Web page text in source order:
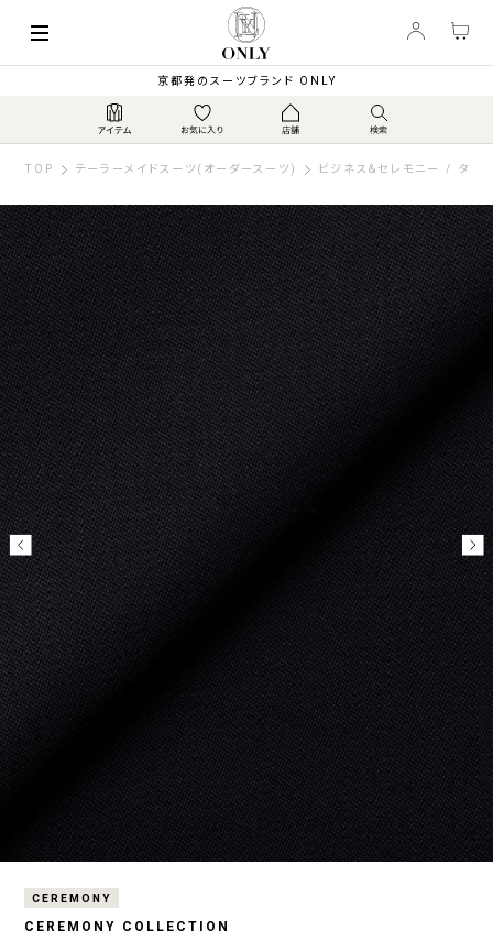
京都発のスーツブランド ONLY
TOP テーラーメイドスーツ(オーダースーツ) ビジネス&セレモニー / タキ
CEREMONY
CEREMONY COLLECTION